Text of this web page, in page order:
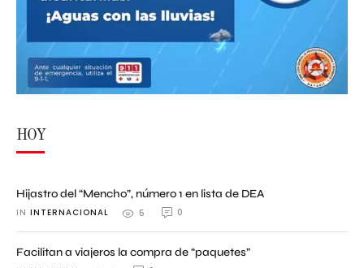
HOY
Hijastro del “Mencho”, número 1 en lista de DEA
IN INTERNACIONAL 5 0
Facilitan a viajeros la compra de “paquetes”